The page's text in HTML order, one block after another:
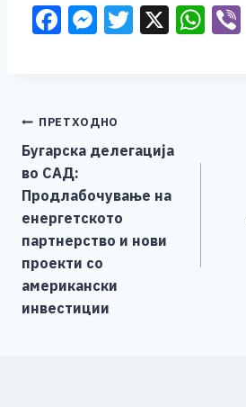
F
b
o
o
k
M
n
g
er
T X W
Навигација
на
напис
ПРЕТХОДНО
Бугарска делегација
во САД:
Продлабочување на
енергетското
партнерство и нови
проекти со
американски
инвестиции